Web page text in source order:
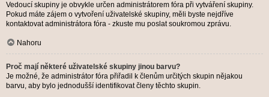
Vedoucí skupiny je obvykle určen administrátorem fóra při vytváření skupiny.
Pokud máte zájem o vytvoření uživatelské skupiny, měli byste nejdříve
kontaktovat administrátora fóra - zkuste mu poslat soukromou zprávu.
Nahoru
Proč mají některé uživatelské skupiny jinou barvu?
Je možné, že administrátor fóra přiřadil k členům určitých skupin nějakou
barvu, aby bylo jednodušší identifikovat členy těchto skupin.